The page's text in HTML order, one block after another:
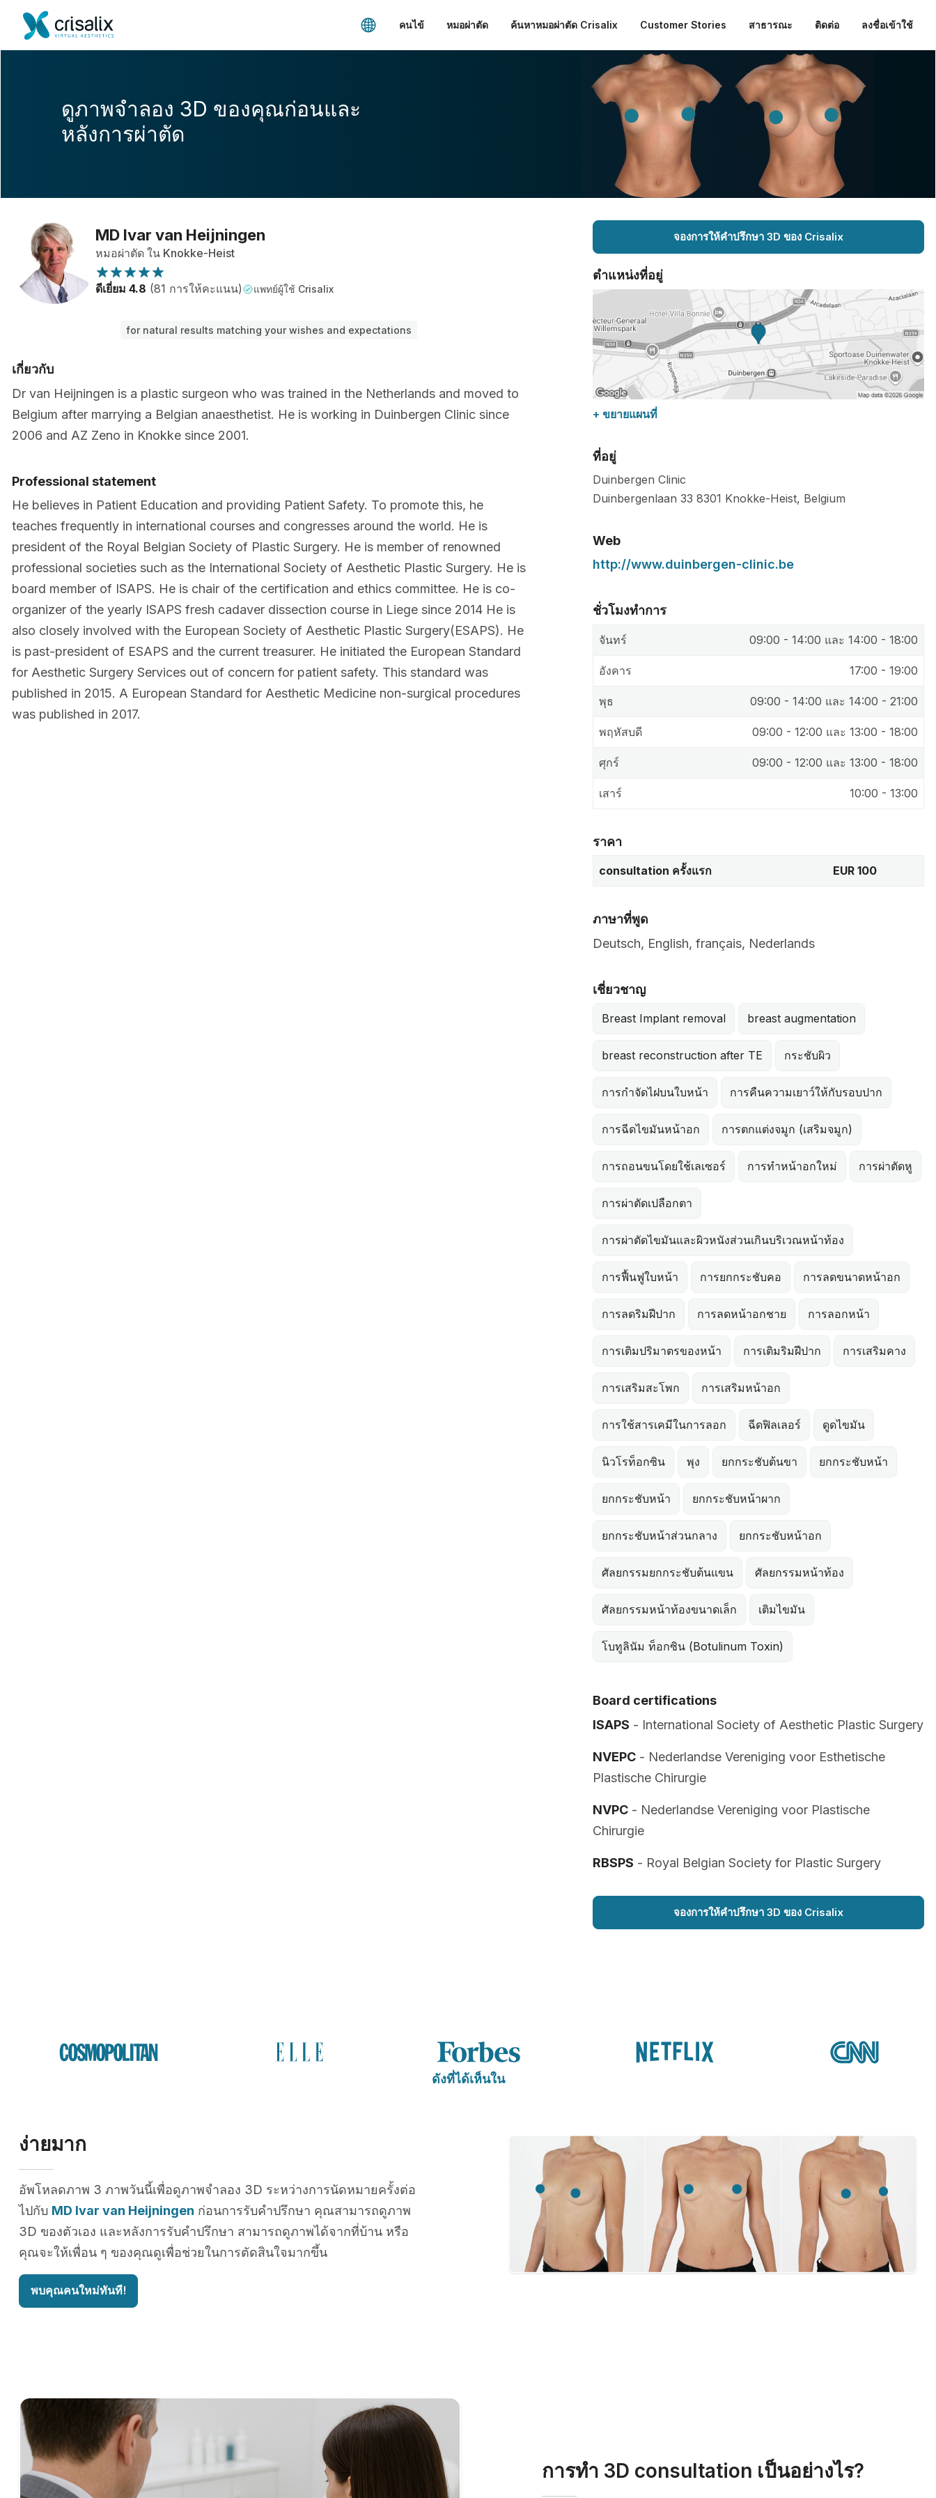
คนไข้ หมอผ่าตัด ค้นหาหมอผ่าตัด Crisalix Customer Stories สาธารณะ ติดต่อ ลงชื่อเข้าใช้
ดูภาพจำลอง 3D ของคุณก่อนและ
หลังการผ่าตัด
MD Ivar van Heijningen
หมอผ่าตัด ใน Knokke-Heist
ดีเยี่ยม 4.8 (81 การให้คะแนน) แพทย์ผู้ใช้ Crisalix
for natural results matching your wishes and expectations
เกี่ยวกับ
Dr van Heijningen is a plastic surgeon who was trained in the Netherlands and moved to
Belgium after marrying a Belgian anaesthetist. He is working in Duinbergen Clinic since
2006 and AZ Zeno in Knokke since 2001.
Professional statement
He believes in Patient Education and providing Patient Safety. To promote this, he
teaches frequently in international courses and congresses around the world. He is
president of the Royal Belgian Society of Plastic Surgery. He is member of renowned
professional societies such as the International Society of Aesthetic Plastic Surgery. He is
board member of ISAPS. He is chair of the certification and ethics committee. He is co-
organizer of the yearly ISAPS fresh cadaver dissection course in Liege since 2014 He is
also closely involved with the European Society of Aesthetic Plastic Surgery(ESAPS). He
is past-president of ESAPS and the current treasurer. He initiated the European Standard
for Aesthetic Surgery Services out of concern for patient safety. This standard was
published in 2015. A European Standard for Aesthetic Medicine non-surgical procedures
was published in 2017.
จองการให้คำปรึกษา 3D ของ Crisalix
ตำแหน่งที่อยู่
+ ขยายแผนที่
ที่อยู่
Duinbergen Clinic
Duinbergenlaan 33 8301 Knokke-Heist, Belgium
Web
http://www.duinbergen-clinic.be
ชั่วโมงทำการ
จันทร์ 09:00 - 14:00 และ 14:00 - 18:00
อังคาร 17:00 - 19:00
พุธ 09:00 - 14:00 และ 14:00 - 21:00
พฤหัสบดี 09:00 - 12:00 และ 13:00 - 18:00
ศุกร์ 09:00 - 12:00 และ 13:00 - 18:00
เสาร์ 10:00 - 13:00
ราคา
consultation ครั้งแรก EUR 100
ภาษาที่พูด
Deutsch, English, français, Nederlands
เชี่ยวชาญ
Breast Implant removal breast augmentation
breast reconstruction after TE กระชับผิว
การกำจัดไฝบนใบหน้า การคืนความเยาว์ให้กับรอบปาก
การฉีดไขมันหน้าอก การตกแต่งจมูก (เสริมจมูก)
การถอนขนโดยใช้เลเซอร์ การทำหน้าอกใหม่ การผ่าตัดหู
การผ่าตัดเปลือกตา
การผ่าตัดไขมันและผิวหนังส่วนเกินบริเวณหน้าท้อง
การฟื้นฟูใบหน้า การยกกระชับคอ การลดขนาดหน้าอก
การลดริมฝีปาก การลดหน้าอกชาย การลอกหน้า
การเติมปริมาตรของหน้า การเติมริมฝีปาก การเสริมคาง
การเสริมสะโพก การเสริมหน้าอก
การใช้สารเคมีในการลอก ฉีดฟิลเลอร์ ดูดไขมัน
นิวโรท็อกซิน พุง ยกกระชับต้นขา ยกกระชับหน้า
ยกกระชับหน้า ยกกระชับหน้าผาก
ยกกระชับหน้าส่วนกลาง ยกกระชับหน้าอก
ศัลยกรรมยกกระชับต้นแขน ศัลยกรรมหน้าท้อง
ศัลยกรรมหน้าท้องขนาดเล็ก เติมไขมัน
โบทูลินัม ท็อกซิน (Botulinum Toxin)
Board certifications
ISAPS - International Society of Aesthetic Plastic Surgery
NVEPC - Nederlandse Vereniging voor Esthetische
Plastische Chirurgie
NVPC - Nederlandse Vereniging voor Plastische
Chirurgie
RBSPS - Royal Belgian Society for Plastic Surgery
จองการให้คำปรึกษา 3D ของ Crisalix
ดังที่ได้เห็นใน
ง่ายมาก
อัพโหลดภาพ 3 ภาพวันนี้เพื่อดูภาพจำลอง 3D ระหว่างการนัดหมายครั้งต่อ
ไปกับ MD Ivar van Heijningen ก่อนการรับคำปรึกษา คุณสามารถดูภาพ
3D ของตัวเอง และหลังการรับคำปรึกษา สามารถดูภาพได้จากที่บ้าน หรือ
คุณจะให้เพื่อน ๆ ของคุณดูเพื่อช่วยในการตัดสินใจมากขึ้น
พบคุณคนใหม่ทันที!
การทำ 3D consultation เป็นอย่างไร?